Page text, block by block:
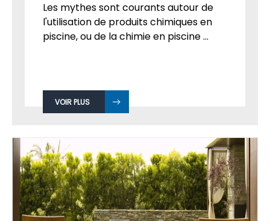
Les mythes sont courants autour de
l'utilisation de produits chimiques en
piscine, ou de la chimie en piscine ...
VOIR PLUS